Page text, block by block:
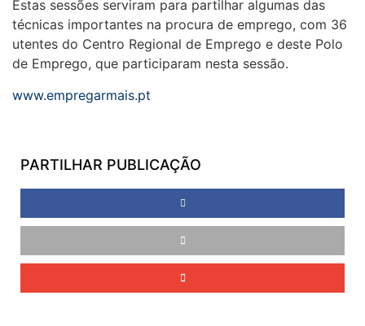
Estas sessões serviram para partilhar algumas das
técnicas importantes na procura de emprego, com 36
utentes do Centro Regional de Emprego e deste Polo
de Emprego, que participaram nesta sessão.
www.empregarmais.pt
PARTILHAR PUBLICAÇÃO